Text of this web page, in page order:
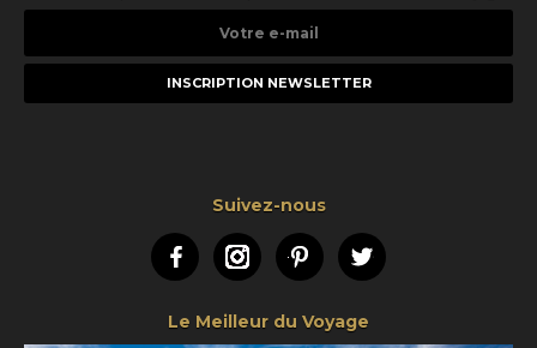
e-
Suivez-nous
FacebookInstagramPinterestTwitter
Le Meilleur du Voyage